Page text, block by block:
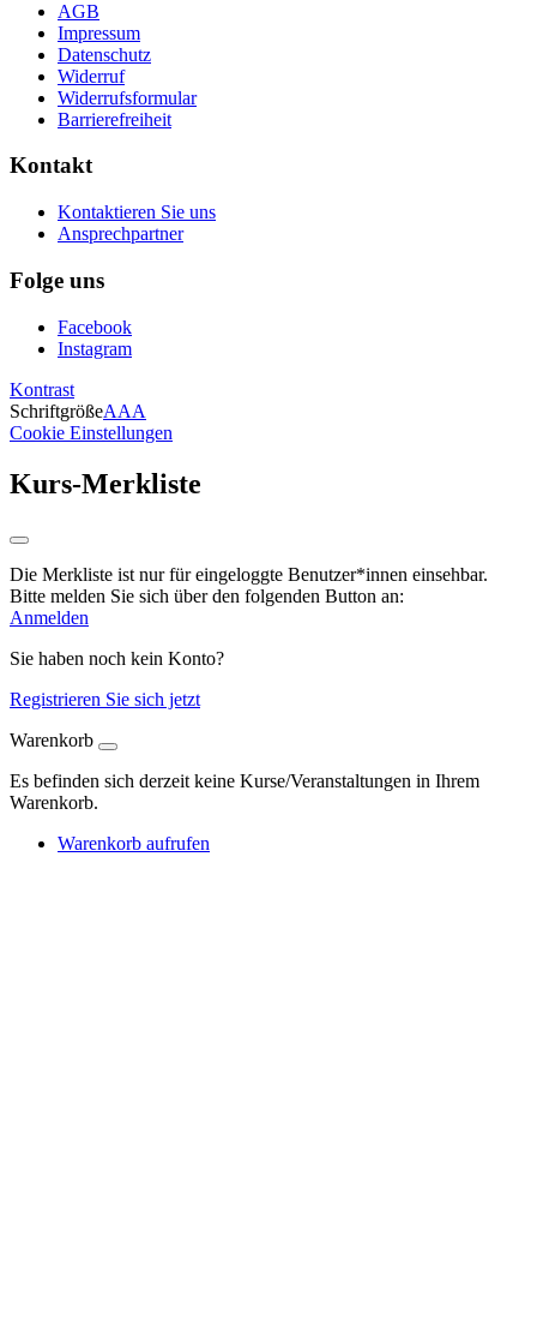
AGB
Impressum
Datenschutz
Widerruf
Widerrufsformular
Barrierefreiheit
Kontakt
Kontaktieren Sie uns
Ansprechpartner
Folge uns
Facebook
Instagram
Kontrast
SchriftgrößeAAA
Cookie Einstellungen
Kurs-Merkliste
Die Merkliste ist nur für eingeloggte Benutzer*innen einsehbar.
Bitte melden Sie sich über den folgenden Button an:
Anmelden
Sie haben noch kein Konto?
Registrieren Sie sich jetzt
Warenkorb
Es befinden sich derzeit keine Kurse/Veranstaltungen in Ihrem
Warenkorb.
Warenkorb aufrufen